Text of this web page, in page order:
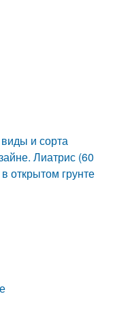
и сорта
Лиатрис (60
открытом грунте